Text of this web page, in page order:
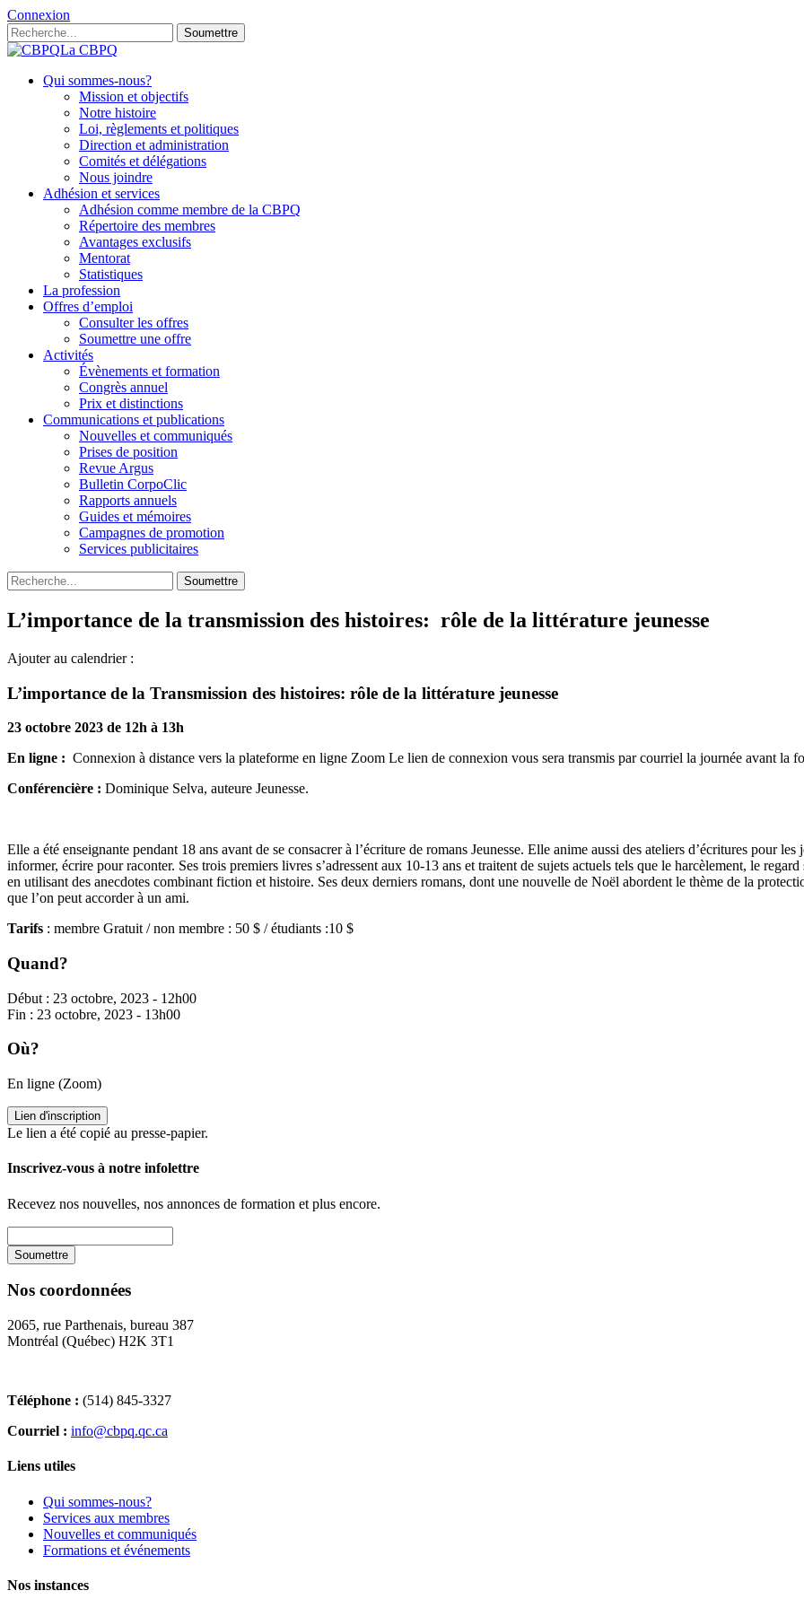
Connexion
Soumettre
La CBPQ
Qui sommes-nous?
Mission et objectifs
Notre histoire
Loi, règlements et politiques
Direction et administration
Comités et délégations
Nous joindre
Adhésion et services
Adhésion comme membre de la CBPQ
Répertoire des membres
Avantages exclusifs
Mentorat
Statistiques
La profession
Offres d’emploi
Consulter les offres
Soumettre une offre
Activités
Évènements et formation
Congrès annuel
Prix et distinctions
Communications et publications
Nouvelles et communiqués
Prises de position
Revue Argus
Bulletin CorpoClic
Rapports annuels
Guides et mémoires
Campagnes de promotion
Services publicitaires
Soumettre
L’importance de la transmission des histoires: rôle de la littérature jeunesse
Ajouter au calendrier :
L’importance de la Transmission des histoires: rôle de la littérature jeunesse
23 octobre 2023 de 12h à 13h
En ligne : Connexion à distance vers la plateforme en ligne Zoom Le lien de connexion vous sera transmis par courriel la journée avant la
Conférencière : Dominique Selva, auteure Jeunesse.
Elle a été enseignante pendant 18 ans avant de se consacrer à l’écriture de romans Jeunesse. Elle anime aussi des ateliers d’écritures pour
informer, écrire pour raconter. Ses trois premiers livres s’adressent aux 10-13 ans et traitent de sujets actuels tels que le harcèlement, le
en utilisant des anecdotes combinant fiction et histoire. Ses deux derniers romans, dont une nouvelle de Noël abordent le thème de la
que l’on peut accorder à un ami.
Tarifs : membre Gratuit / non membre : 50 $ / étudiants :10 $
Quand?
Début : 23 octobre, 2023 - 12h00
Fin : 23 octobre, 2023 - 13h00
Où?
En ligne (Zoom)
Lien d'inscription
Le lien a été copié au presse-papier.
Inscrivez-vous à notre infolettre
Recevez nos nouvelles, nos annonces de formation et plus encore.
Nos coordonnées
2065, rue Parthenais, bureau 387
Montréal (Québec) H2K 3T1
Téléphone : (514) 845-3327
Courriel : info@cbpq.qc.ca
Liens utiles
Qui sommes-nous?
Services aux membres
Nouvelles et communiqués
Formations et événements
Nos instances